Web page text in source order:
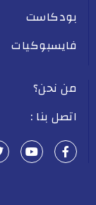
بودكاست
فايسبوكيات
من نحن؟
اتصل بنا :